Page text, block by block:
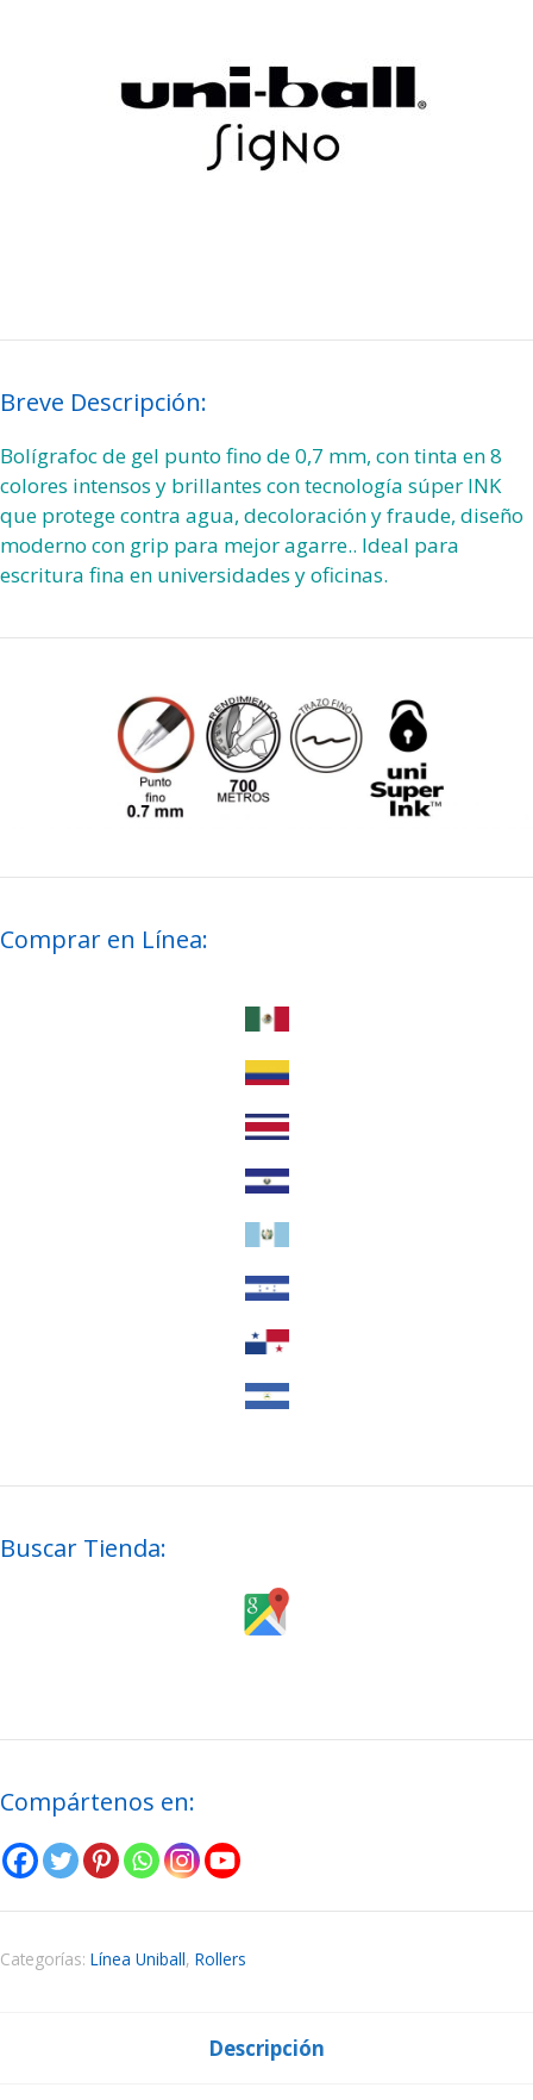
Breve Descripción:
Bolígrafoc de gel punto fino de 0,7 mm, con tinta en 8
colores intensos y brillantes con tecnología súper INK
que protege contra agua, decoloración y fraude, diseño
moderno con grip para mejor agarre.. Ideal para
escritura fina en universidades y oficinas.
Comprar en Línea:
Buscar Tienda:
Compártenos en:
Categorías: Línea Uniball, Rollers
Descripción